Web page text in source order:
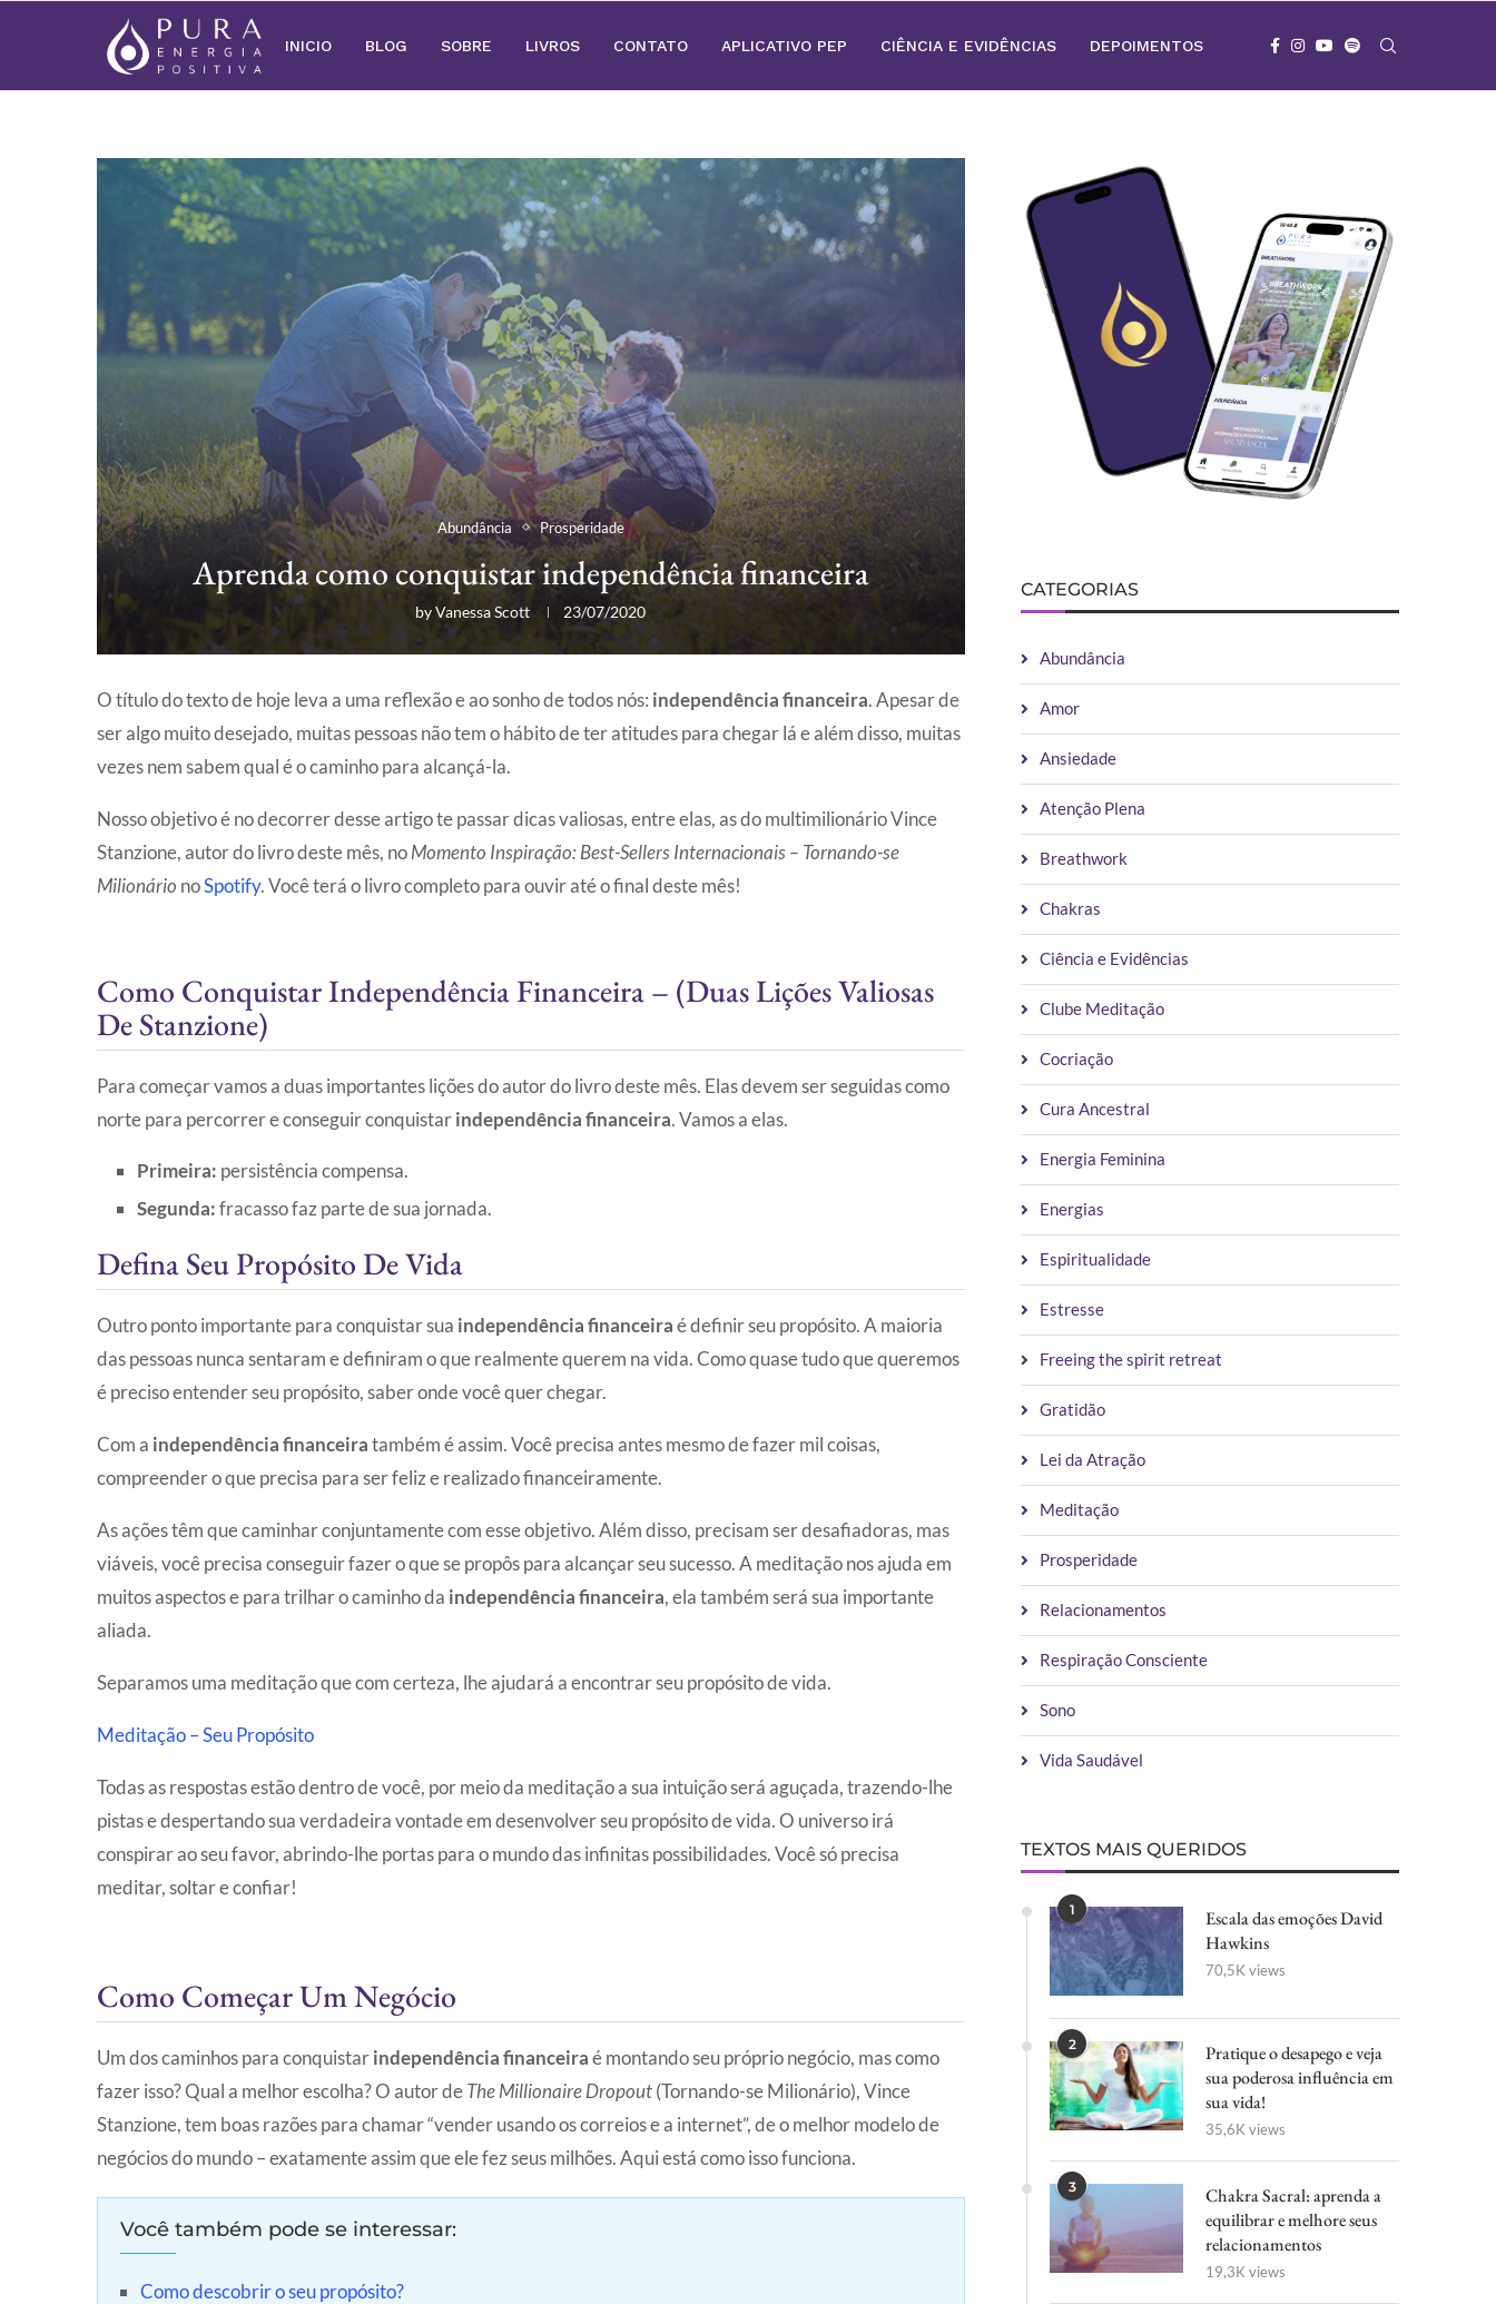
INICIO BLOG SOBRE LIVROS CONTATO APLICATIVO PEP CIÊNCIA E EVIDÊNCIAS DEPOIMENTOS
Abundância Prosperidade
Aprenda como conquistar independência financeira
byVanessa Scott 23/07/2020
O título do texto de hoje leva a uma reflexão e ao sonho de todos nós: independência financeira. Apesar de
ser algo muito desejado, muitas pessoas não tem o hábito de ter atitudes para chegar lá e além disso, muitas
vezes nem sabem qual é o caminho para alcançá-la.
Nosso objetivo é no decorrer desse artigo te passar dicas valiosas, entre elas, as do multimilionário Vince
Stanzione, autor do livro deste mês, noMomento Inspiração: Best-Sellers Internacionais – Tornando-se
Milionário noSpotify. Você terá o livro completo para ouvir até o final deste mês!
Como Conquistar Independência Financeira – (Duas Lições Valiosas
De Stanzione)
Para começar vamos a duas importantes lições do autor do livro deste mês. Elas devem ser seguidas como
norte para percorrer e conseguir conquistarindependência financeira. Vamos a elas.
Primeira: persistência compensa.
Segunda:fracasso faz parte de sua jornada.
Defina Seu Propósito De Vida
Outro ponto importante para conquistar sua independência financeiraé definir seu propósito. A maioria
das pessoas nunca sentaram e definiram o que realmente querem na vida. Como quase tudo que queremos
é preciso entender seu propósito, saber onde você quer chegar.
Com a independência financeiratambém é assim. Você precisa antes mesmo de fazer mil coisas,
compreender o que precisa para ser feliz e realizado financeiramente.
As ações têm que caminhar conjuntamente com esse objetivo. Além disso, precisam ser desafiadoras, mas
viáveis, você precisa conseguir fazer o que se propôs para alcançar seu sucesso. A meditação nos ajuda em
muitos aspectos e para trilhar o caminho da independência financeira, ela também será sua importante
aliada.
Separamos uma meditação que com certeza, lhe ajudará a encontrar seu propósito de vida.
Meditação – Seu Propósito
Todas as respostas estão dentro de você, por meio da meditação a sua intuição será aguçada, trazendo-lhe
pistas e despertando sua verdadeira vontade em desenvolver seu propósito de vida. O universo irá
conspirar ao seu favor, abrindo-lhe portas para o mundo das infinitas possibilidades. Você só precisa
meditar, soltar e confiar!
Como Começar Um Negócio
Um dos caminhos para conquistarindependência financeiraé montando seu próprio negócio, mas como
fazer isso? Qual a melhor escolha? O autor deThe MillionaireDropout(Tornando-se Milionário), Vince
Stanzione, tem boas razões para chamar “vender usando os correios e a internet”, de o melhor modelo de
negócios do mundo – exatamente assim que ele fez seus milhões. Aqui está como isso funciona.
Você também pode se interessar:
Como descobrir o seu propósito?
CATEGORIAS
Abundância
Amor
Ansiedade
Atenção Plena
Breathwork
Chakras
Ciência e Evidências
Clube Meditação
Cocriação
Cura Ancestral
Energia Feminina
Energias
Espiritualidade
Estresse
Freeing the spirit retreat
Gratidão
Lei da Atração
Meditação
Prosperidade
Relacionamentos
Respiração Consciente
Sono
Vida Saudável
TEXTOS MAIS QUERIDOS
1
Escala das emoções David
Hawkins
70,5K views
2
Pratique o desapego e veja
sua poderosa influência em
sua vida!
35,6K views
3
Chakra Sacral: aprenda a
equilibrar e melhore seus
relacionamentos
19,3K views